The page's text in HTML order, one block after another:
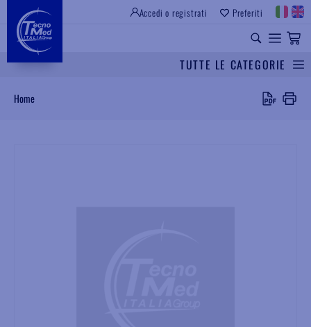
Accedi o registrati Preferiti
TUTTE LE CATEGORIE
Home